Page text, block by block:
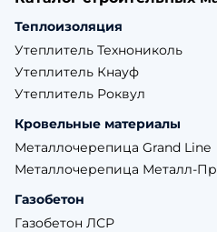
Теплоизоляция
Утеплитель Технониколь
Утеплитель Кнауф
Утеплитель Роквул
Кровельные материалы
Металлочерепица Grand Line
Металлочерепица Металл-
Газобетон
Газобетон ЛСР